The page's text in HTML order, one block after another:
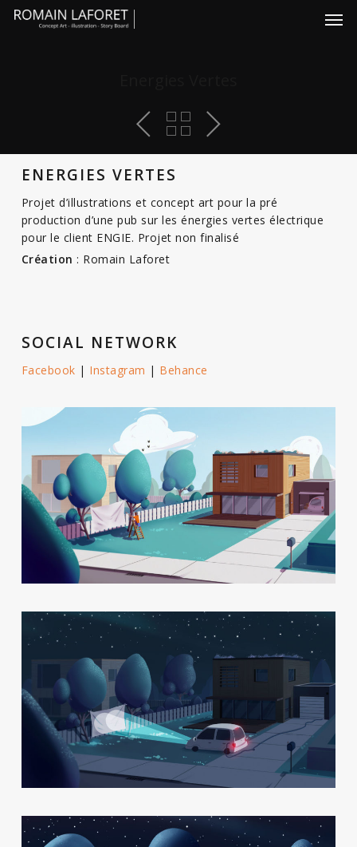
Skip
ENERGIES VERTES
Projet d’illustrations et concept art pour la pré
production d’une pub sur les énergies vertes électrique
pour le client ENGIE. Projet non finalisé
Création : Romain Laforet
SOCIAL NETWORK
Facebook | Instagram | Behance